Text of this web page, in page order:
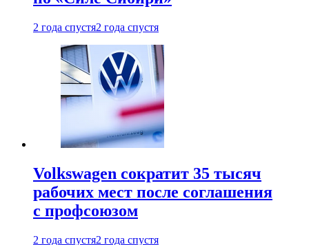
2 года спустя2 года спустя
Volkswagen сократит 35 тысяч
рабочих мест после соглашения
с профсоюзом
2 года спустя2 года спустя